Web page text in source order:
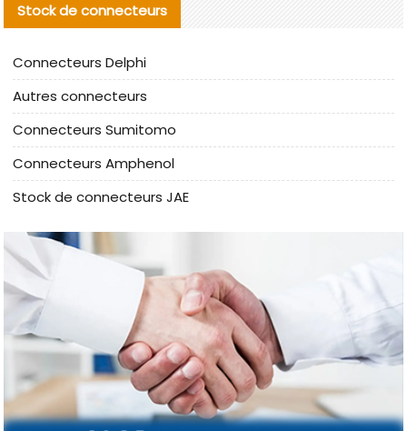
Stock de connecteurs
Connecteurs Delphi
Autres connecteurs
Connecteurs Sumitomo
Connecteurs Amphenol
Stock de connecteurs JAE